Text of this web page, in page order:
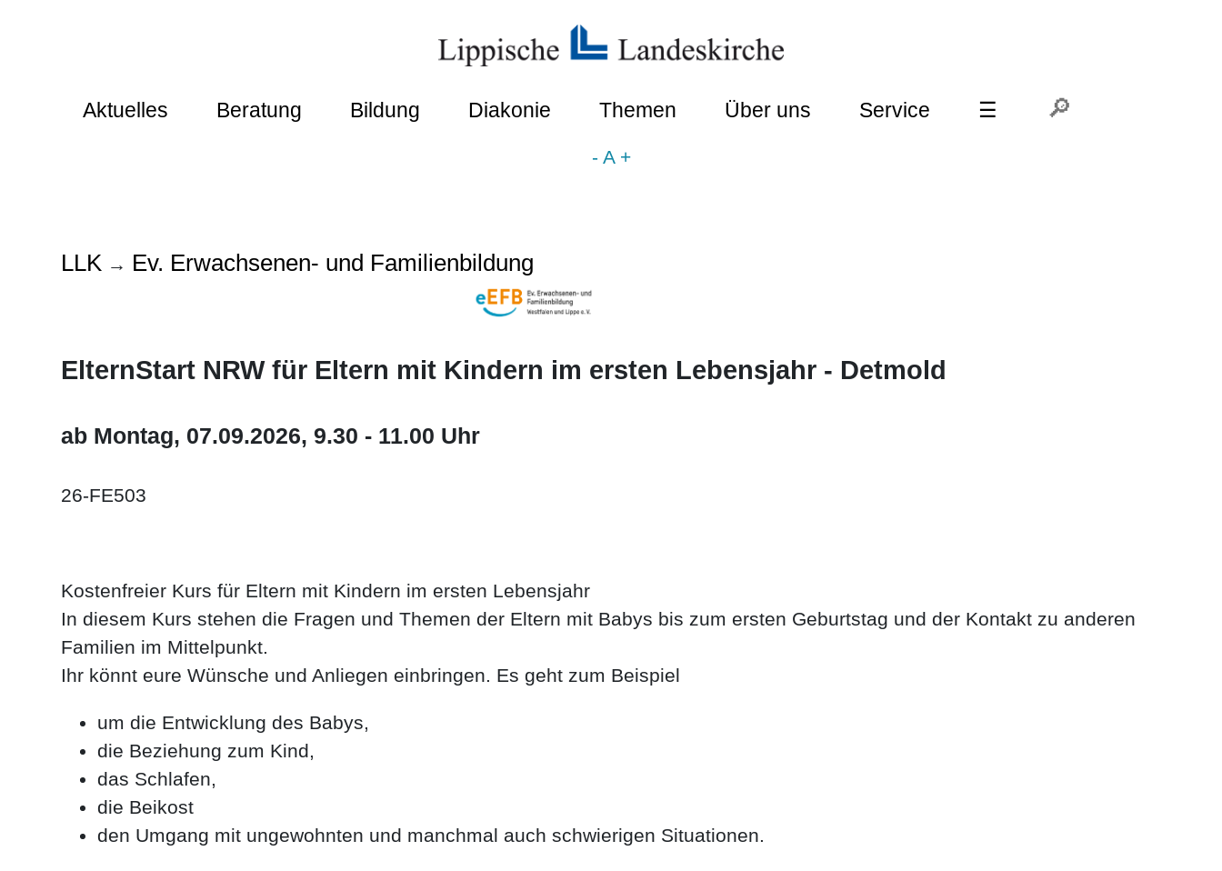
Aktuelles Beratung Bildung Diakonie Themen Über uns Service ☰
- A +
LLK → Ev. Erwachsenen- und Familienbildung
ElternStart NRW für Eltern mit Kindern im ersten Lebensjahr - Detmold
ab Montag, 07.09.2026, 9.30 - 11.00 Uhr
26-FE503
Kostenfreier Kurs für Eltern mit Kindern im ersten Lebensjahr
In diesem Kurs stehen die Fragen und Themen der Eltern mit Babys bis zum ersten Geburtstag und der Kontakt zu anderen
Familien im Mittelpunkt.
Ihr könnt eure Wünsche und Anliegen einbringen. Es geht zum Beispiel
um die Entwicklung des Babys,
die Beziehung zum Kind,
das Schlafen,
die Beikost
den Umgang mit ungewohnten und manchmal auch schwierigen Situationen.